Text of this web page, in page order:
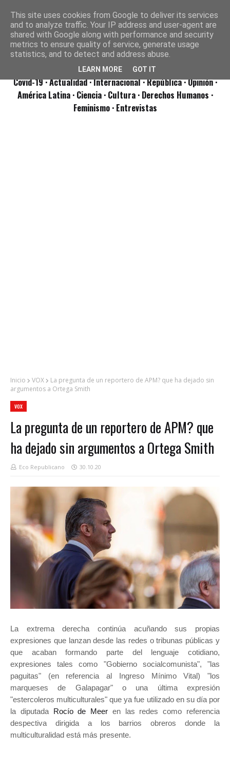
Covid-19· Actualidad· Internacional· República· Opinión·
América Latina · Ciencia · Cultura · Derechos Humanos ·
Feminismo · Entrevistas
Inicio VOX
La pregunta de un reportero de APM? que ha dejado sin
argumentos a Ortega Smith
VOX
La pregunta de un reportero de APM? que
ha dejado sin argumentos a Ortega Smith
Eco Republicano 30.10.20
La extrema derecha continúa acuñando sus propias
expresiones que lanzan desde las redes o tribunas públicas y
que acaban formando parte del lenguaje cotidiano,
expresiones tales como "Gobierno socialcomunista", "las
paguitas" (en referencia al Ingreso Mínimo Vital) "los
marqueses de Galapagar" o una última expresión
"estercoleros multiculturales" que ya fue utilizado en su día por
la diputada Rocío de Meer en las redes como referencia
despectiva dirigida a los barrios obreros donde la
multiculturalidad está más presente.
This site uses cookies from Google to deliver its services
and to analyze traffic. Your IP address and user-agent are
shared with Google along with performance and security
metrics to ensure quality of service, generate usage
statistics, and to detect and address abuse.
LEARN MORE GOT IT